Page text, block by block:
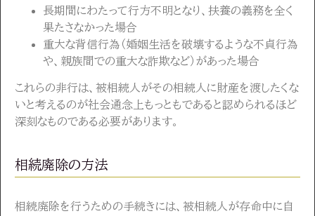
長期間にわたって行方不明となり、扶養の義務を全く
果たさなかった場合
重大な背信行為（婚姻生活を破壊するような不貞行為
や、親族間での重大な詐欺など）があった場合
これらの非行は、被相続人がその相続人に財産を渡したくな
いと考えるのが社会通念上もっともであると認められるほど
深刻なものである必要があります。
相続廃除の方法
相続廃除を行うための手続きには、被相続人が存命中に自